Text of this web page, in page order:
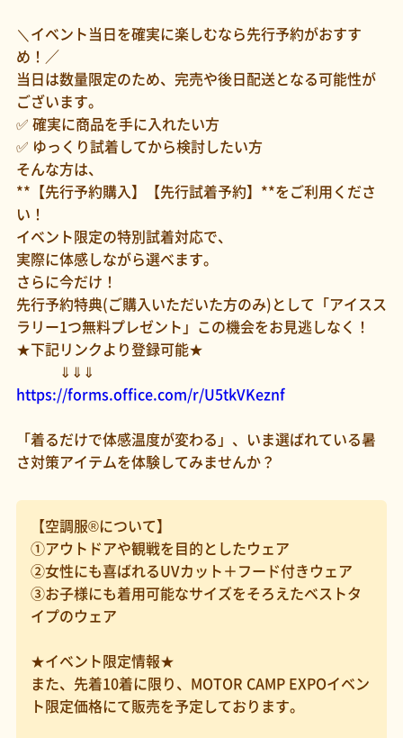
＼イベント当日を確実に楽しむなら先行予約がおすす
め！／
当日は数量限定のため、完売や後日配送となる可能性が
ございます。
✅ 確実に商品を手に入れたい方
✅ ゆっくり試着してから検討したい方
そんな方は、
**【先行予約購入】【先行試着予約】**をご利用くださ
い！
イベント限定の特別試着対応で、
実際に体感しながら選べます。
さらに今だけ！
先行予約特典(ご購入いただいた方のみ)として「アイスス
ラリー1つ無料プレゼント」この機会をお見逃しなく！
★下記リンクより登録可能★
⇓⇓⇓
https://forms.office.com/r/U5tkVKeznf
「着るだけで体感温度が変わる」、いま選ばれている暑
さ対策アイテムを体験してみませんか？
【空調服®について】
①アウトドアや観戦を目的としたウェア
②女性にも喜ばれるUVカット＋フード付きウェア
③お子様にも着用可能なサイズをそろえたベストタ
イプのウェア
★イベント限定情報★
また、先着10着に限り、MOTOR CAMP EXPOイベン
ト限定価格にて販売を予定しております。